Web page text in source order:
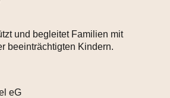
und begleitet Familien mit
beeinträchtigten Kindern.
eG